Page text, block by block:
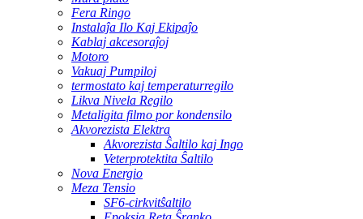
Fera Ringo
Instalaĵa Ilo Kaj Ekipaĵo
Kablaj akcesoraĵoj
Motoro
Vakuaj Pumpiloj
termostato kaj temperaturregilo
Likva Nivela Regilo
Metaligita filmo por kondensilo
Akvorezista Elektra
Akvorezista Ŝaltilo kaj Ingo
Veterprotektita Ŝaltilo
Nova Energio
Meza Tensio
SF6-cirkvitŝaltilo